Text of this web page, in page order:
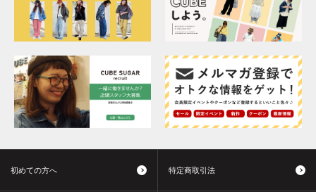
初めての方へ 特定商取引法